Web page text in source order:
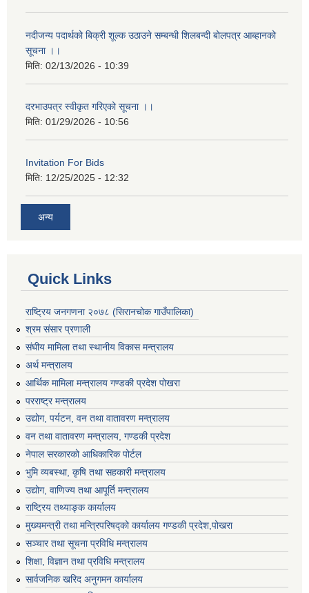
नदीजन्य पदार्थको बिक्री शूल्क उठाउने सम्बन्धी शिलबन्दी बोलपत्र आब्हानको
सूचना ।।
मिति: 02/13/2026 - 10:39
दरभाउपत्र स्वीकृत गरिएको सूचना ।।
मिति: 01/29/2026 - 10:56
Invitation For Bids
मिति: 12/25/2025 - 12:32
अन्य
Quick Links
राष्ट्रिय जनगणना २०७८ (सिरानचोक गाउँपालिका)
श्रम संसार प्रणाली
संघीय मामिला तथा स्थानीय विकास मन्त्रालय
अर्थ मन्त्रालय
आर्थिक मामिला मन्त्रालय गण्डकी प्रदेश पोखरा
परराष्ट्र मन्त्रालय
उद्योग, पर्यटन, वन तथा वातावरण मन्त्रालय
वन तथा वातावरण मन्त्रालय, गण्डकी प्रदेश
नेपाल सरकारको आधिकारिक पोर्टल
भुमि व्यबस्था, कृषि तथा सहकारी मन्त्रालय
उद्योग, वाणिज्य तथा आपूर्ति मन्त्रालय
राष्ट्रिय तथ्याङ्क कार्यालय
मुख्यमन्त्री तथा मन्त्रिपरिषद्को कार्यालय गण्डकी प्रदेश,पोखरा
सञ्‍चार तथा सूचना प्रविधि मन्त्रालय
शिक्षा, विज्ञान तथा प्रविधि मन्त्रालय
सार्वजनिक खरिद अनुगमन कार्यालय